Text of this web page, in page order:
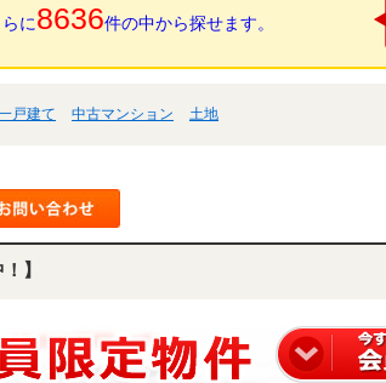
に8636件の中から探せます。
戸建て 中古マンション 土地
】